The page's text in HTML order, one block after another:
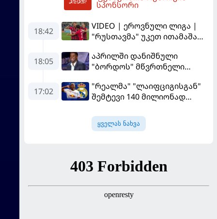
მეკარემ
სპონსორი
18:42
VIDEO | ეროვნული ლიგა |
"რუსთავმა" უკეთ ითამაშა
მოიგო, "ტორპედომ" გვიან
გაიღვიძა...
18:05
აპრილში დანიშნული
"ბორდოს" მწვრთნელი
17:02
"რეალმა" "ლაიფციგისგან"
შემტევი 140 მილიონად
ყველას ნახვა